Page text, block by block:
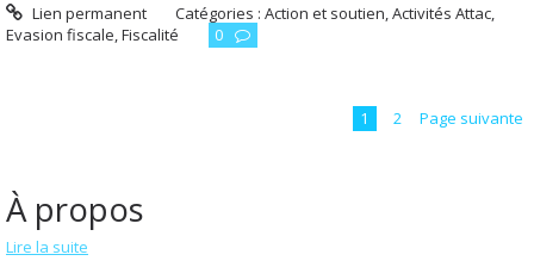
Lien permanent Catégories :Action et soutien,Activités Attac,
Evasion fiscale,Fiscalité 0
1 2 Page suivante
À propos
Lire la suite